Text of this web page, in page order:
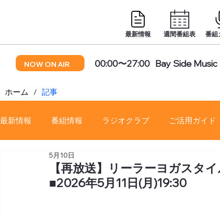
ホーム / 記事
NOW ON AIR 00:00〜27:00 Bay Side
最新情報 週間番組表 番組
最新情報 番組情報 ラジオクラブ ご活用ガイド
番組審議会
【再放送】リーラーヨガスタ
■2026年5月11日(月)19:30
5月10日